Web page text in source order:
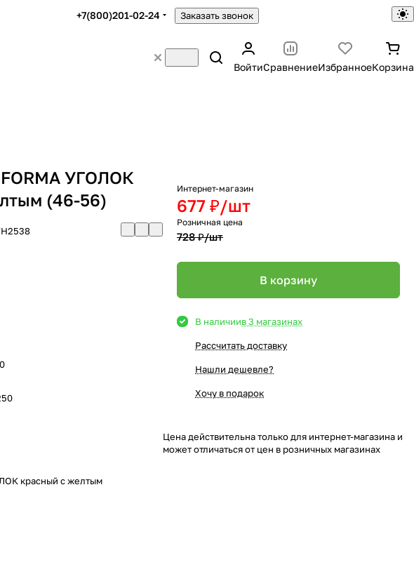
+7(800)201-02-24 Заказать звонок
ВойтиСравнениеИзбранноеКорзина
УГОЛОК
(46-56)
красный с желтым
Интернет-магазин
677 ₽/шт
Розничная цена
728 ₽/шт
В корзину
В наличиив 3 магазинах
Рассчитать доставку
Нашли дешевле?
Хочу в подарок
Цена действительна только для интернет-магазина и
может отличаться от цен в розничных магазинах